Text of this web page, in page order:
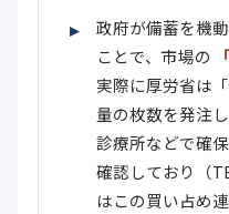
政府が備蓄を機
ことで、市場の
実際に厚労省は
量の枚数を発注
診療所などで確
確認しており（
はこの買い占め